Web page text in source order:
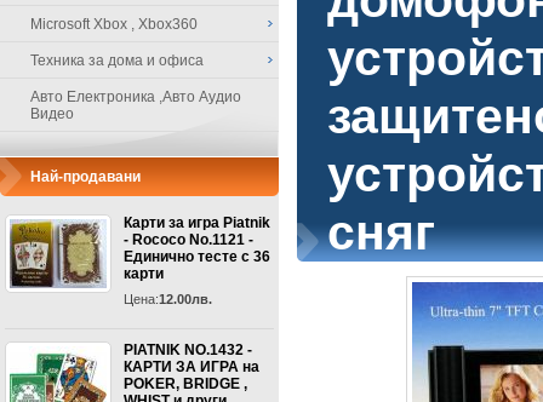
Microsoft Xbox , Xbox360
Техника за дома и офиса
Авто Електроника ,Авто Аудио
Видео
Най-продавани
Карти за игра Piatnik
- Rococo No.1121 -
Единично тесте с 36
карти
Цена:12.00лв.
PIATNIK NO.1432 -
КАРТИ ЗА ИГРА на
POKER, BRIDGE ,
сняг